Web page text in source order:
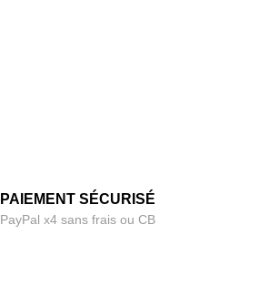
PAIEMENT SÉCURISÉ
PayPal x4 sans frais ou CB